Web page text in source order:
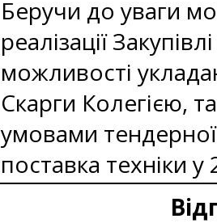
Беручи до уваги
реалізації
можливості
Скарги Колегією,
умовами тендерної
поставка техніки у